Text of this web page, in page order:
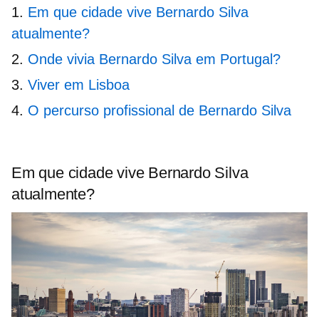
Em que cidade vive Bernardo Silva
atualmente?
Onde vivia Bernardo Silva em Portugal?
Viver em Lisboa
O percurso profissional de Bernardo Silva
Em que cidade vive Bernardo Silva
atualmente?